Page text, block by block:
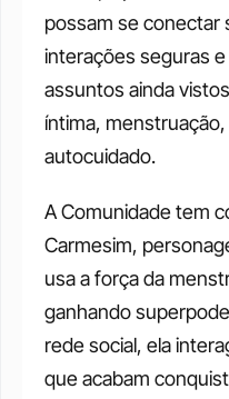
possam se conectar
interações seguras
assuntos ainda
íntima,
autocuidado.
A Comunidade tem
Carmesim,
usa a força da
ganhando
rede social, ela
que acabam